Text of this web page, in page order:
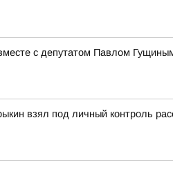
с депутатом Павлом
взял под личный контроль